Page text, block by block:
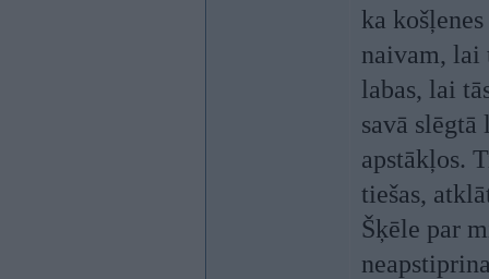
ka
naivam, lai
labas, lai
savā
apstākļos.
tiešas,
Šķēle par